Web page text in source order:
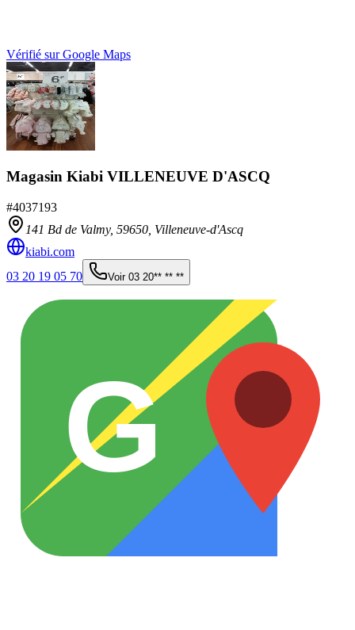
Vérifié sur Google Maps
Magasin Kiabi VILLENEUVE D'ASCQ
#4037193
141 Bd de Valmy, 59650 Villeneuve-d'Ascq
kiabi.com
03 20 19 05 70
Voir 03 20** ** **
G